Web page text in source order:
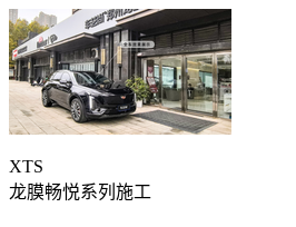
XTS
龙膜畅悦系列施工